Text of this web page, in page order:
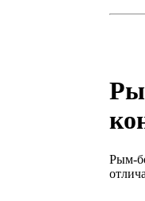
Рым-